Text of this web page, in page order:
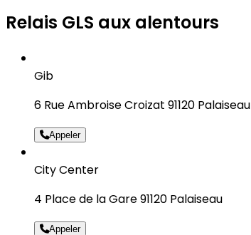
Relais GLS aux alentours
Gib
6 Rue Ambroise Croizat 91120 Palaiseau
Appeler
City Center
4 Place de la Gare 91120 Palaiseau
Appeler